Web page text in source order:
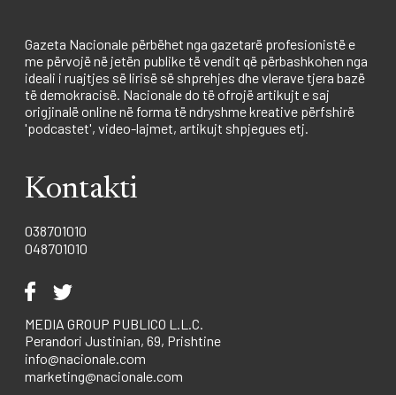
Gazeta Nacionale përbëhet nga gazetarë profesionistë e
me përvojë në jetën publike të vendit që përbashkohen nga
ideali i ruajtjes së lirisë së shprehjes dhe vlerave tjera bazë
të demokracisë. Nacionale do të ofrojë artikujt e saj
origjinalë online në forma të ndryshme kreative përfshirë
'podcastet', video-lajmet, artikujt shpjegues etj.
Kontakti
038701010
048701010
MEDIA GROUP PUBLICO L.L.C.
Perandori Justinian, 69, Prishtine
info@nacionale.com
marketing@nacionale.com